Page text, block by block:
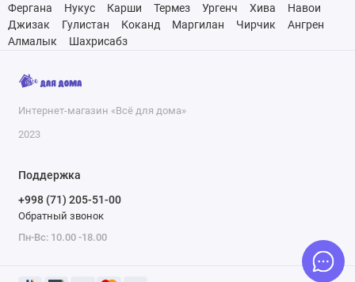
Фергана
Нукус Карши Термез Ургенч Хива
Навои
Джизак
Гулистан Коканд Маргилан Чирчик
Ангрен
Алмалык
Шахрисабз
Интернет-магазин «Всё для дома»
2023
Поддержка
+998 (71) 205-51-00
Обратный звонок
Пн-Вс: 10.00 -18.00